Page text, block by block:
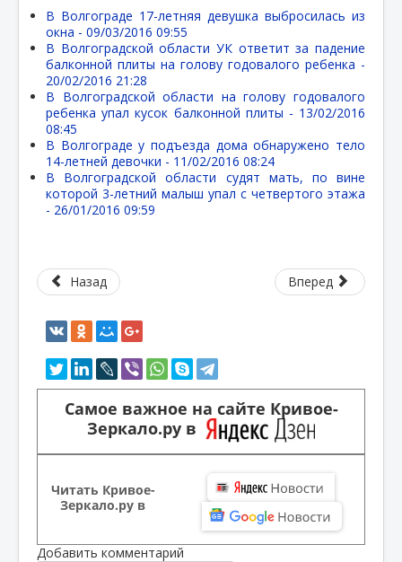
В Волгограде 17-летняя девушка выбросилась из
окна - 09/03/2016 09:55
В Волгоградской области УК ответит за падение
балконной плиты на голову годовалого ребенка -
20/02/2016 21:28
В Волгоградской области на голову годовалого
ребенка упал кусок балконной плиты - 13/02/2016
08:45
В Волгограде у подъезда дома обнаружено тело
14-летней девочки - 11/02/2016 08:24
В Волгоградской области судят мать, по вине
которой 3-летний малыш упал с четвертого этажа
- 26/01/2016 09:59
Назад Вперед
Самое важное на сайте Кривое-
Зеркало.ру в
Читать Кривое-
Зеркало.ру в
Добавить комментарий